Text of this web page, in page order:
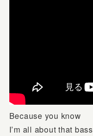
Because you know
I’m all about that bass